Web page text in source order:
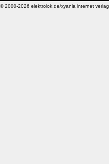
© 2000-2026 elektrolok.de/xyania internet verlag